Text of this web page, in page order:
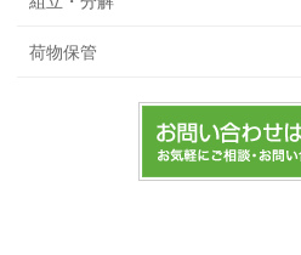
荷物保管